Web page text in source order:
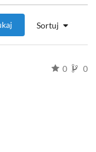
Sortuj
0 0